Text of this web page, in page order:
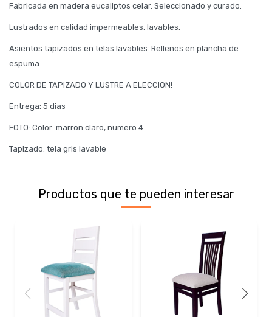
Fabricada en madera eucaliptos celar. Seleccionado y curado.
Lustrados en calidad impermeables, lavables.
Asientos tapizados en telas lavables. Rellenos en plancha de
espuma
COLOR DE TAPIZADO Y LUSTRE A ELECCION!
Entrega: 5 dias
FOTO: Color: marron claro, numero 4
Tapizado: tela gris lavable
Productos que te pueden interesar